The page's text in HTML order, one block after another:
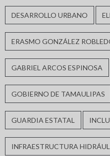
DESARROLLO URBANO
ERASMO GONZÁLEZ
GABRIEL ARCOS ESPINOSA
GOBIERNO DE TAMAULIPAS
GUARDIA ESTATAL
INFRAESTRUCTURA